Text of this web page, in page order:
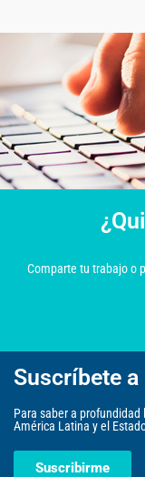
Comparte tu trabajo o
Suscríbete
Para saber a
América Latina y el
Suscribirme